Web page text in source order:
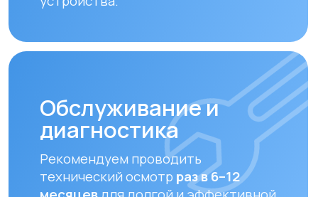
устанавливаем оригинальные или
совместимые фильтры.
Замена фильтров